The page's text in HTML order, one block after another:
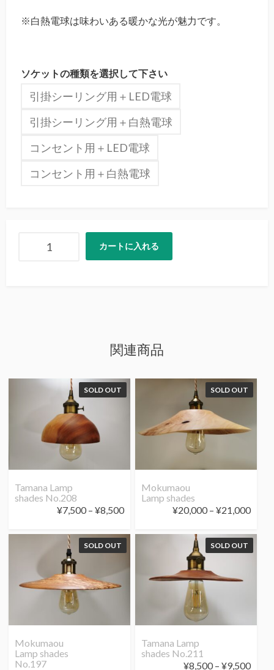
※白熱電球は味わいある暖かな光が魅力です。
ソケットの種類を選択して下さい
引掛シーリング用＋LED電球
引掛シーリング用＋白熱電球
コンセント用＋LED電球
コンセント用＋白熱電球
カートに入れる
関連商品
SOLD OUT
Tamana Lamp
shades No.208
¥7,500 –¥8,500価
帯:
¥7,500
¥8,500
SOLD OUT
Mokumaou
Lamp shades
¥20,000 –¥21,000価
帯:
SOLD OUT
Mokumaou
Lamp shades
No.197
SOLD OUT
Tamana Lamp
shades No.211
¥8,500 –¥9,500価